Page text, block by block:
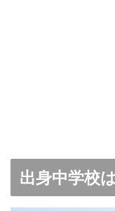
出身中学校